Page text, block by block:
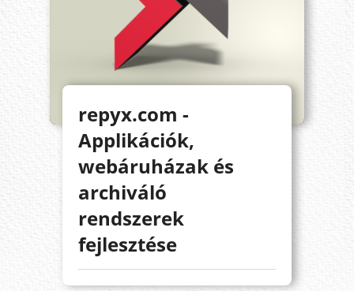
repyx.com -
Applikációk,
webáruházak és
archiváló
rendszerek
fejlesztése